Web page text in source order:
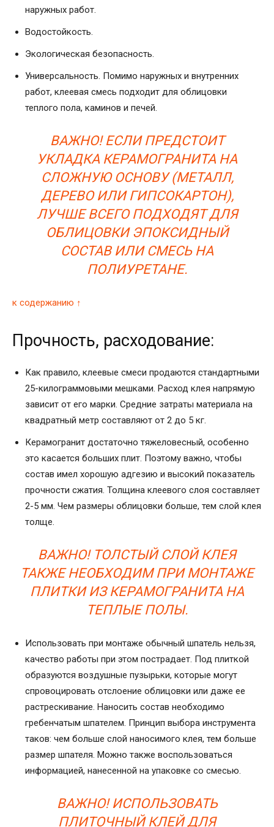
наружных работ.
Водостойкость.
Экологическая безопасность.
Универсальность. Помимо наружных и внутренних
работ, клеевая смесь подходит для облицовки
теплого пола, каминов и печей.
ВАЖНО! ЕСЛИ ПРЕДСТОИТ
УКЛАДКА КЕРАМОГРАНИТА НА
СЛОЖНУЮ ОСНОВУ (МЕТАЛЛ,
ДЕРЕВО ИЛИ ГИПСОКАРТОН),
ЛУЧШЕ ВСЕГО ПОДХОДЯТ ДЛЯ
ОБЛИЦОВКИ ЭПОКСИДНЫЙ
СОСТАВ ИЛИ СМЕСЬ НА
ПОЛИУРЕТАНЕ.
к содержанию ↑
Прочность, расходование:
Как правило, клеевые смеси продаются стандартными
25-килограммовыми мешками. Расход клея напрямую
зависит от его марки. Средние затраты материала на
квадратный метр составляют от 2 до 5 кг.
Керамогранит достаточно тяжеловесный, особенно
это касается больших плит. Поэтому важно, чтобы
состав имел хорошую адгезию и высокий показатель
прочности сжатия. Толщина клеевого слоя составляет
2-5 мм. Чем размеры облицовки больше, тем слой клея
толще.
ВАЖНО! ТОЛСТЫЙ СЛОЙ КЛЕЯ
ТАКЖЕ НЕОБХОДИМ ПРИ МОНТАЖЕ
ПЛИТКИ ИЗ КЕРАМОГРАНИТА НА
ТЕПЛЫЕ ПОЛЫ.
Использовать при монтаже обычный шпатель нельзя,
качество работы при этом пострадает. Под плиткой
образуются воздушные пузырьки, которые могут
спровоцировать отслоение облицовки или даже ее
растрескивание. Наносить состав необходимо
гребенчатым шпателем. Принцип выбора инструмента
таков: чем больше слой наносимого клея, тем больше
размер шпателя. Можно также воспользоваться
информацией, нанесенной на упаковке со смесью.
ВАЖНО! ИСПОЛЬЗОВАТЬ
ПЛИТОЧНЫЙ КЛЕЙ ДЛЯ